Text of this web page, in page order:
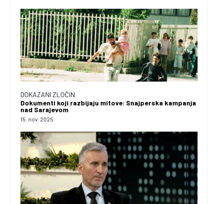
DOKAZANI ZLOČIN
Dokumenti koji razbijaju mitove: Snajperska kampanja
nad Sarajevom
15. nov. 2025.